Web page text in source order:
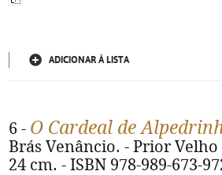
ADICIONAR À LISTA
6 - O Cardeal de
Brás Venâncio. - Prior Velho
24 cm. - ISBN 978-989-673-